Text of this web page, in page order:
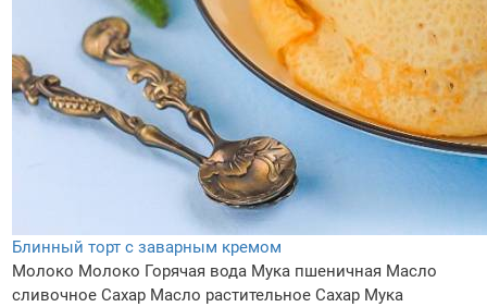
Блинный торт с заварным кремом
Молоко Молоко Горячая вода Мука пшеничная Масло
сливочное Сахар Масло растительное Сахар Мука